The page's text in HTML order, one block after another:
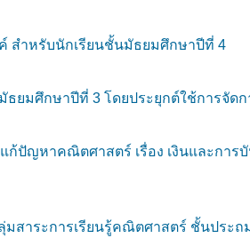
สำหรับนักเรียนชั้นมัธยมศึกษาปีที่ 4
ยมศึกษาปีที่ 3 โดยประยุกต์ใช้การจัดก
ปัญหาคณิตศาสตร์ เรื่อง เงินและการ
าระการเรียนรู้คณิตศาสตร์ ชั้นประถ